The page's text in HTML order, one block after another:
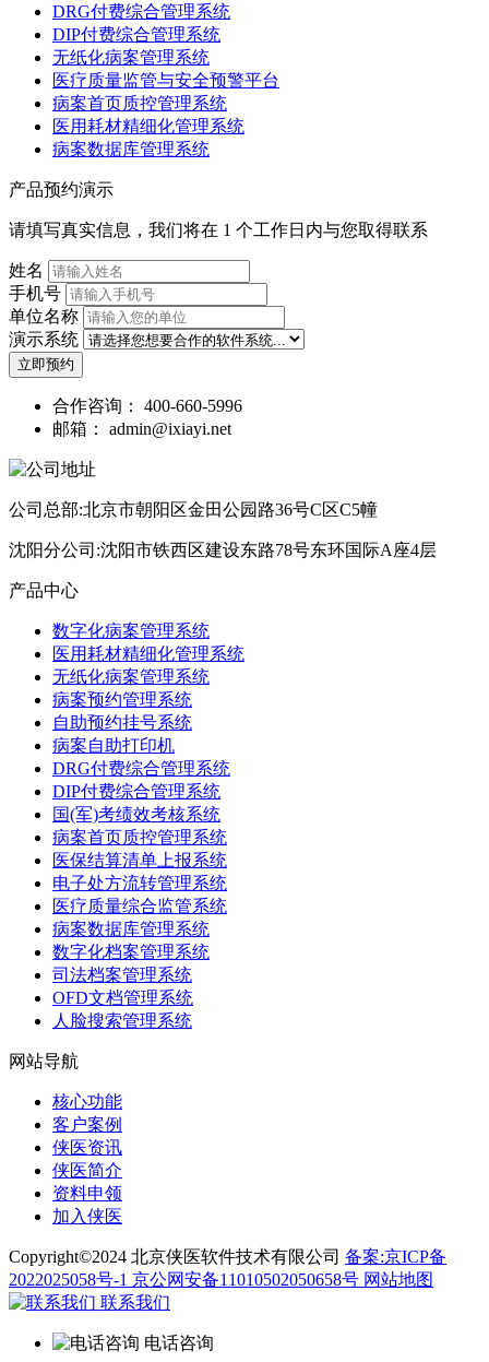
DRG付费综合管理系统
DIP付费综合管理系统
无纸化病案管理系统
医疗质量监管与安全预警平台
病案首页质控管理系统
医用耗材精细化管理系统
病案数据库管理系统
产品预约演示
请填写真实信息，我们将在 1 个工作日内与您取得联系
姓名
手机号
单位名称
演示系统
立即预约
合作咨询： 400-660-5996
邮箱： admin@ixiayi.net
公司总部:北京市朝阳区金田公园路36号C区C5幢
沈阳分公司:沈阳市铁西区建设东路78号东环国际A座4层
产品中心
数字化病案管理系统
医用耗材精细化管理系统
无纸化病案管理系统
病案预约管理系统
自助预约挂号系统
病案自助打印机
DRG付费综合管理系统
DIP付费综合管理系统
国(军)考绩效考核系统
病案首页质控管理系统
医保结算清单上报系统
电子处方流转管理系统
医疗质量综合监管系统
病案数据库管理系统
数字化档案管理系统
司法档案管理系统
OFD文档管理系统
人脸搜索管理系统
网站导航
核心功能
客户案例
侠医资讯
侠医简介
资料申领
加入侠医
Copyright©2024 北京侠医软件技术有限公司 备案:京ICP备
2022025058号-1 京公网安备11010502050658号 网站地图
联系我们
电话咨询